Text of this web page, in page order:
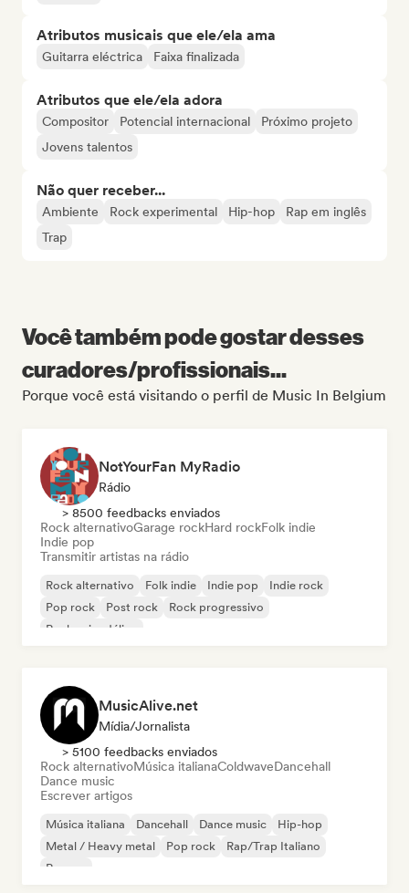
Atributos musicais que ele/ela ama
Guitarra eléctrica Faixa finalizada
Atributos que ele/ela adora
Compositor Potencial internacional
Próximo projeto
Jovens talentos
Não quer receber...
Ambiente Rock experimental Hip-hop
Rap em inglês
Trap
Você também pode gostar desses
curadores/profissionais...
Porque você está visitando o perfil de Music In Belgium
NotYourFan MyRadio
Rádio
> 8500 feedbacks enviados
Rock alternativoGarage rockHard rockFolk indie
Indie pop
Transmitir artistas na rádio
Rock alternativo Folk indie Indie pop
Indie rock
Pop rock
Post rock
Rock progressivo
Rock psicodélico
MusicAlive.net
Mídia/Jornalista
> 5100 feedbacks enviados
Rock alternativoMúsica italianaColdwaveDancehall
Dance music
Escrever artigos
Música italiana Dancehall Dance music
Hip-hop
Metal / Heavy metal
Pop rock
Rap/Trap Italiano
Reggae